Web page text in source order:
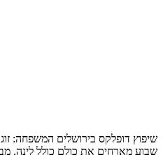
שבוע מארחים את כולם כולל לינה.